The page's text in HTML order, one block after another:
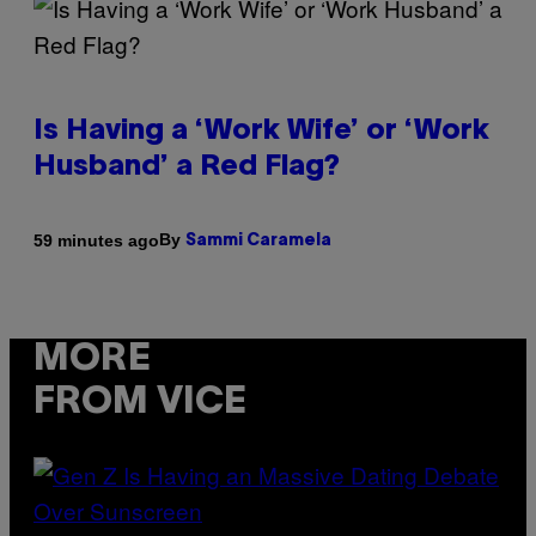
Is Having a ‘Work Wife’ or ‘Work
Husband’ a Red Flag?
59 minutes agoBy Sammi Caramela
MORE
FROM VICE